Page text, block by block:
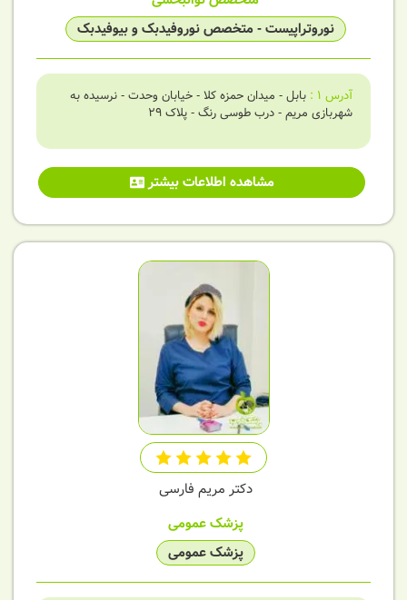
نوروتراپیست - متخصص نوروفیدبک و بیوفیدبک
آدرس 1
: بابل - میدان حمزه کلا - خیابان وحدت - نرسیده به
شهربازی مریم - درب طوسی رنگ - پلاک 29
مشاهده اطلاعات بیشتر
دکتر مریم فارسی
پزشک عمومی
پزشک عمومی